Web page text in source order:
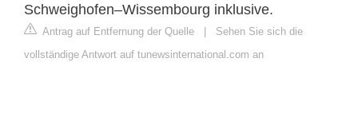
Schweighofen–Wissembourg inklusive.
Antrag auf Entfernung der Quelle | Sehen Sie sich die
vollständige Antwort auf tunewsinternational.com an